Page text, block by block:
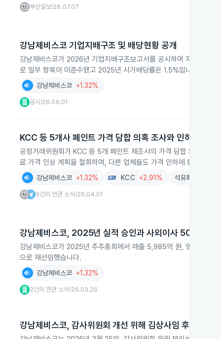
부산일보 26.07.07
강남제비스코 기업지배구조 및 배당현황 공개
강남제비스코가 2026년 기업지배구조보고서를 공시하며 지배구조
로 일부 항목이 미준수됐고 2025년 시가배당률은 1.5%입니다.
강남제비스코 +1.32%
공시 26.06.01
KCC 등 5개사 페인트 가격 담합 의혹 조사와 인하 전망
공정거래위원회가 KCC 등 5개 페인트 제조사의 가격 담합 의혹으
료 가격 인상 계획을 철회하며, 다른 업체들도 가격 인하에 동참할 가
강남제비스코 +1.32% KCC +2.91% 석유화학
9건의 연관 소식 26.04.01
강남제비스코, 2025년 실적 승인과 사외이사 50% 확대
강남제비스코가 2025년 주주총회에서 매출 5,985억 원, 영업이익
으로 재선임했습니다.
강남제비스코 +1.32%
2건의 연관 소식 26.03.26
강남제비스코, 감사위원회 개선 위해 김상사임 후 재선임